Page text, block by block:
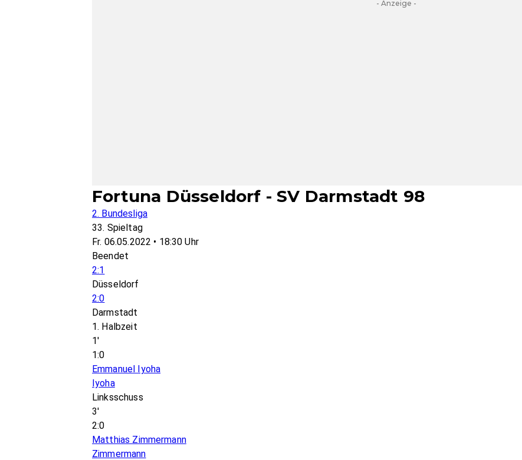
- Anzeige -
Fortuna Düsseldorf - SV Darmstadt 98
2. Bundesliga
33. Spieltag
Fr. 06.05.2022 • 18:30 Uhr
Beendet
2:1
Düsseldorf
2:0
Darmstadt
1. Halbzeit
1'
1:0
Emmanuel Iyoha
Iyoha
Linksschuss
3'
2:0
Matthias Zimmermann
Zimmermann